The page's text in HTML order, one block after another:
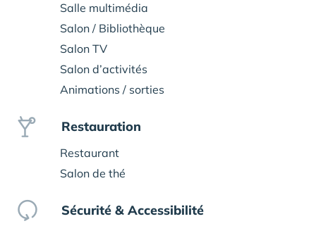
Salle multimédia
Salon / Bibliothèque
Salon TV
Salon d’activités
Animations / sorties
Restauration
Restaurant
Salon de thé
Sécurité & Accessibilité